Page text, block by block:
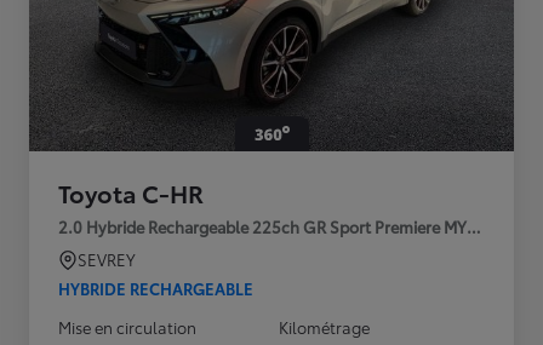
Toyota C-HR
2.0 Hybride Rechargeable 225ch GR Sport Premiere MY25
SEVREY
HYBRIDE RECHARGEABLE
Mise en circulation
Kilométrage